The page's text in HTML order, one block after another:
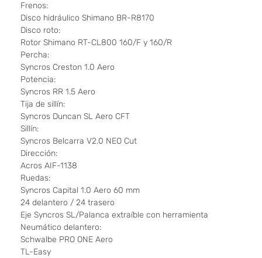
Frenos:
Disco hidráulico Shimano BR-R8170
Disco roto:
Rotor Shimano RT-CL800 160/F y 160/R
Percha:
Syncros Creston 1.0 Aero
Potencia:
Syncros RR 1.5 Aero
Tija de sillín:
Syncros Duncan SL Aero CFT
Sillín:
Syncros Belcarra V2.0 NEO Cut
Dirección:
Acros AIF-1138
Ruedas:
Syncros Capital 1.0 Aero 60 mm
24 delantero / 24 trasero
Eje Syncros SL/Palanca extraíble con herramienta
Neumático delantero:
Schwalbe PRO ONE Aero
TL-Easy